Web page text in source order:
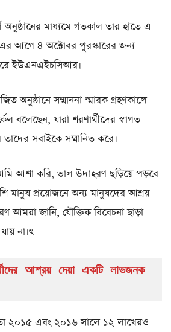
মাধ্যমে গতকাল তার হাতে এ
এর আগে ৪ অক্টোবর পুরস্কারের জন্য
ইউএনএইচসিআর।
অনুষ্ঠানে সম্মাননা স্মারক গ্রহণকালে
বলেছেন, যারা শরণার্থীদের স্বাগত
তাদের সবাইকে সম্মানিত করে।
আশা করি, ভাল উদাহরণ ছড়িয়ে পড়বে
মানুষ প্রয়োজনে অন্য মানুষদের আশ্রয়
আমরা জানি, যৌক্তিক বিবেচনা ছাড়া
না।ৎ
আশ্রয় দেয়া একটি লাভজনক
২০১৫ এবং ২০১৬ সালে ১২ লাখেরও